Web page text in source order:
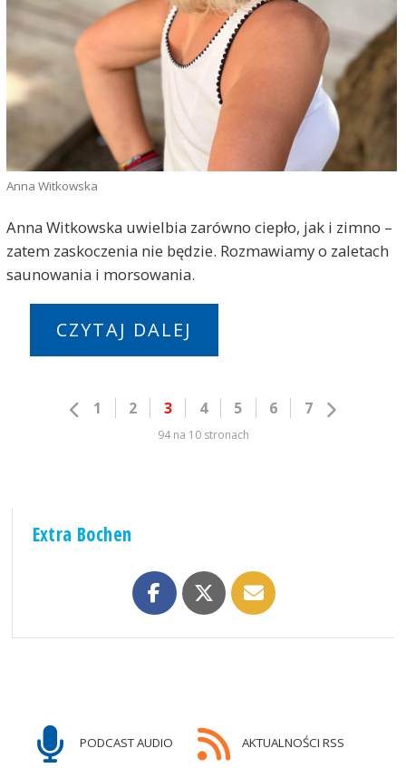
Anna Witkowska
Anna Witkowska uwielbia zarówno ciepło, jak i zimno –
zatem zaskoczenia nie będzie. Rozmawiamy o zaletach
saunowania i morsowania.
CZYTAJ DALEJ
1 2 3 4 5 6 7
94 na 10 stronach
Extra Bochen
PODCAST AUDIO AKTUALNOŚCI RSS